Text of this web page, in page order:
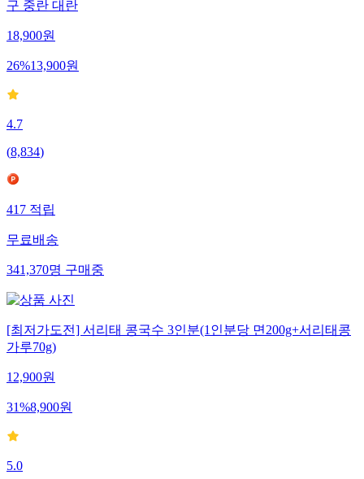
구 중란 대란
18,900원
26%13,900원
4.7
(8,834)
417 적립
무료배송
341,370명 구매중
[최저가도전] 서리태 콩국수 3인분(1인분당 면200g+서리태콩
가루70g)
12,900원
31%8,900원
5.0